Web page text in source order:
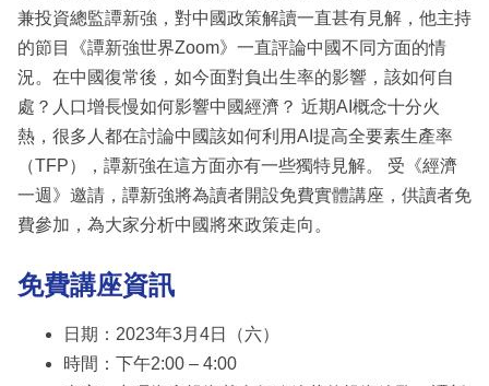
時
事
訂
閱
專
兼投資總監譚新強，對中國政策解讀一直甚有見解，他主持
的節目《譚新強世界Zoom》一直評論中國不同方面的情
況。在中國復常後，如今面對負出生率的影響，該如何自
處？人口增長慢如何影響中國經濟？ 近期AI概念十分火
熱，很多人都在討論中國該如何利用AI提高全要素生產率
（TFP），譚新強在這方面亦有一些獨特見解。 受《經濟
一週》邀請，譚新強將為讀者開設免費實體講座，供讀者免
費參加，為大家分析中國將來政策走向。
免費講座資訊
日期：2023年3月4日（六）
時間：下午2:00 – 4:00